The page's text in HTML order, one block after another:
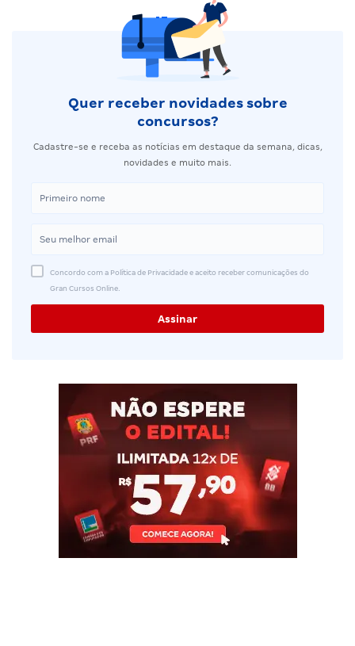
Quer receber novidades sobre
concursos?
Cadastre-se e receba as notícias em destaque da semana, dicas,
novidades e muito mais.
Concordo com a Política de Privacidade e aceito receber comunicações do
Gran Cursos Online.